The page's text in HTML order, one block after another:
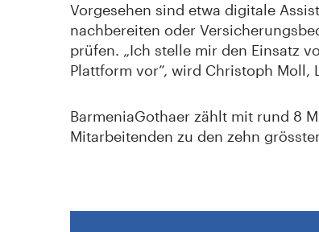
Vorgesehen sind etwa digitale
nachbereiten oder
prüfen. „Ich stelle mir den Einsatz
Plattform vor”, wird Christoph
BarmeniaGothaer zählt mit rund 8
Mitarbeitenden zu den zehn